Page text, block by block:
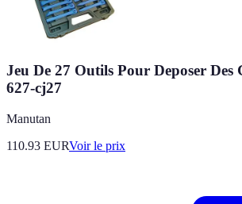
Jeu De 27 Outils Pour Deposer Des
627-cj27
Manutan
110.93 EURVoir le prix